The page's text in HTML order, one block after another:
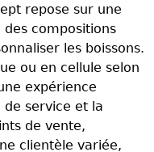
repose sur une
compositions
les boissons.
ou en cellule selon
expérience
de service et la
de vente,
clientèle variée,